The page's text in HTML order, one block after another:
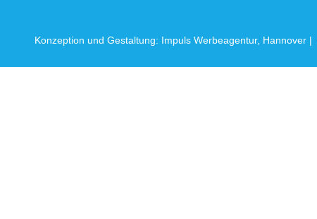
Konzeption und Gestaltung: Impuls Werbeagentur, Hannover |